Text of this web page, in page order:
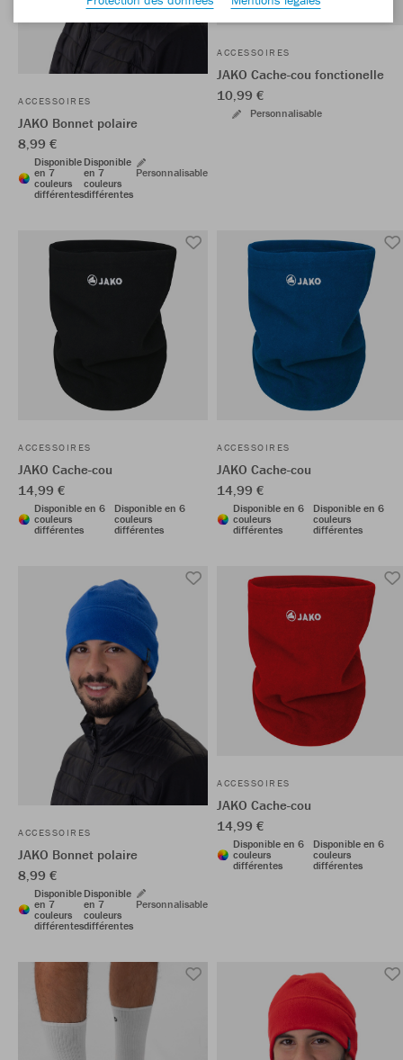
ACCESSOIRES
JAKO Bonnet polaire
8,99 €
Disponible
en 7
couleurs
différentes
Disponible
en 7
couleurs
différentes
Personnalisable
ACCESSOIRES
JAKO Cache-cou fonctionelle
10,99 €
Personnalisable
ACCESSOIRES
JAKO Cache-cou
14,99 €
Disponible en 6
couleurs
différentes
Disponible en 6
couleurs
différentes
ACCESSOIRES
JAKO Cache-cou
14,99 €
Disponible en 6
couleurs
différentes
Disponible en 6
couleurs
différentes
ACCESSOIRES
JAKO Bonnet polaire
8,99 €
Disponible
en 7
couleurs
différentes
Disponible
en 7
couleurs
différentes
Personnalisable
ACCESSOIRES
JAKO Cache-cou
14,99 €
Disponible en 6
couleurs
différentes
Disponible en 6
couleurs
différentes